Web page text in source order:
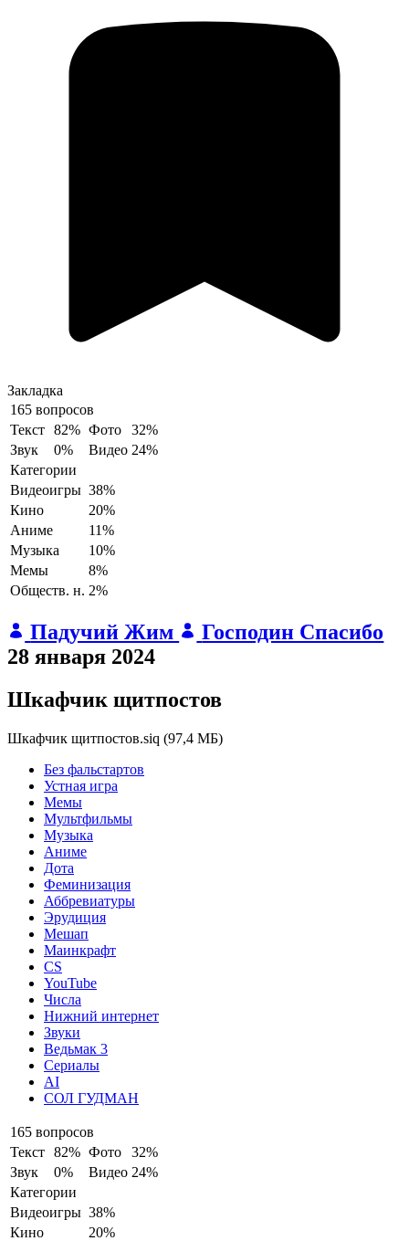
Закладка
165 вопросов
Текст 82% Фото
32%
Звук
0% Видео 24%
Категории
Видеоигры 38%
Кино
20%
Аниме
11%
Музыка
10%
Мемы
8%
Обществ. н. 2%
Падучий Жим
Господин Спасибо
28 января 2024
Шкафчик щитпостов
Шкафчик щитпостов.siq (97,4 МБ)
Без фальстартов
Устная игра
Мемы
Мультфильмы
Музыка
Аниме
Дота
Феминизация
Аббревиатуры
Эрудиция
Мешап
Маинкрафт
CS
YouTube
Числа
Нижний интернет
Звуки
Ведьмак 3
Сериалы
AI
СОЛ ГУДМАН
165 вопросов
Текст 82% Фото
32%
Звук
0% Видео 24%
Категории
Видеоигры 38%
Кино
20%